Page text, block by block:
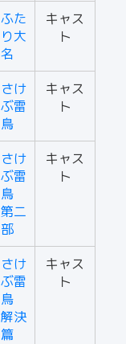
ふた
り大
名
キャス
ト
さけ
ぶ雷
鳥
キャス
ト
さけ
ぶ雷
鳥
第二
部
キャス
ト
さけ
ぶ雷
鳥
解決
篇
キャス
ト